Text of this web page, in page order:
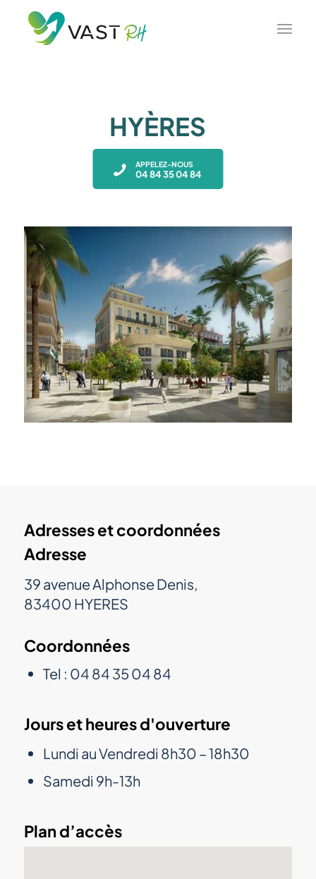
HYÈRES
APPELEZ-NOUS
04 84 35 04 84
Adresses et coordonnées
Adresse
39 avenue Alphonse Denis,
83400 HYERES
Coordonnées
Tel : 04 84 35 04 84
Jours et heures d'ouverture
Lundi au Vendredi 8h30 – 18h30
Samedi 9h-13h
Plan d’accès